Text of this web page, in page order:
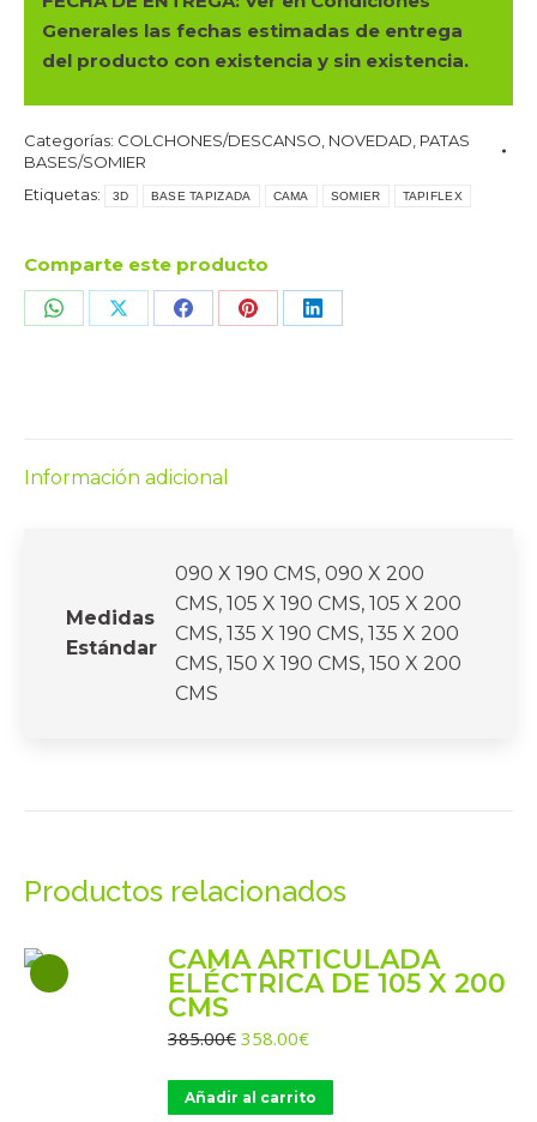
cantidad
Generales las fechas estimadas de entrega
del producto con existencia y sin existencia.
Categorías: COLCHONES/DESCANSO NOVEDAD PATAS
BASES/SOMIER
Etiquetas:
3D BASE TAPIZADA CAMA SOMIER TAPIFLEX
Comparte este producto
Share Share Share Share Share
Información adicional
Medidas
Estándar
090 X 190 CMS, 090 X 200
CMS, 105 X 190 CMS, 105 X 200
CMS, 135 X 190 CMS, 135 X 200
CMS, 150 X 190 CMS, 150 X 200
CMS
Productos relacionados
CAMA ARTICULADA
ELÉCTRICA DE 105 X 200
CMS
385.00€ El
original
era:
358.00€El
actual
es:
Añadir al carrito